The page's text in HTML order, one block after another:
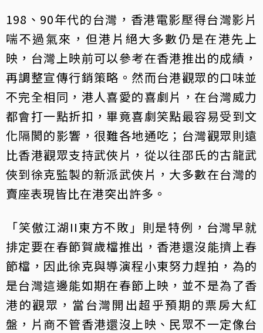
198、90年代的台灣，香港電影壓得台灣影片
喘不過氣來，但港片絕大多數仍是在港先上
映，台灣上映前可以參考在香港推出的成績，
再調整宣傳行銷策略。然而台港觀眾的口味並
不完全相同，港人喜愛的喜劇片，在台灣威力
都會打一點折扣，畢竟喜劇笑點最容易受到文
化隔閡的影響，很難各地通吃；台灣觀眾則遠
比香港觀眾支持武俠片，從以往邵氏的古龍武
俠到徐克監製的新派武俠片，大多數在台灣的
賣座表現皆比在港突出許多。
「笑傲江湖II東方不敗」則是特例，台灣早就
排定要在春節賀歲檔推出，香港還沒能擠上春
節檔，因此徐克與導演程小東努力趕拍，為的
是台灣這邊能如期在春節上映，並不是為了香
港的觀眾，當台灣開出超乎預期的票房大紅
盤，片商不管香港還沒上映、民眾不一定像台